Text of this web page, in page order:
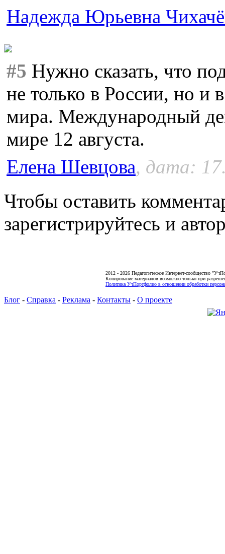
Надежда Юрьевна
#5 Нужно сказать, что
не только в России, но и
мира. Международный
мире 12 августа.
Елена Шевцова, дата:
Чтобы оставить
зарегистрируйтесь и
2012 - 2026 Педагогическое Интернет-сообщество
Копирование материалов возможно только при
Политика УчПортфолио в отношении обработки
Блог - Справка - Реклама - Контакты - О проекте